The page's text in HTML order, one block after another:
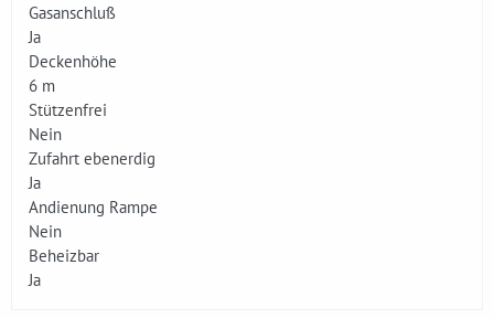
Gasanschluß
Ja
Deckenhöhe
6 m
Stützenfrei
Nein
Zufahrt ebenerdig
Ja
Andienung Rampe
Nein
Beheizbar
Ja